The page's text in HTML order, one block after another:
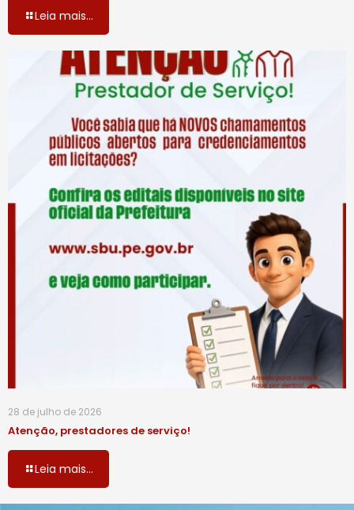
Leia mais...
28 de julho de 2026
Atenção, prestadores de serviço!
Leia mais...